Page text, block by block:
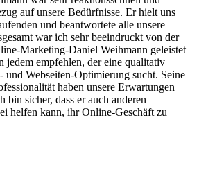
auf unsere Bedürfnisse. Er hielt uns
und beantwortete alle unsere
war ich sehr beeindruckt von der
Marketing-Daniel Weihmann geleistet
jedem empfehlen, der eine qualitativ
und Webseiten-Optimierung sucht. Seine
haben unsere Erwartungen
bin sicher, dass er auch anderen
helfen kann, ihr Online-Geschäft zu